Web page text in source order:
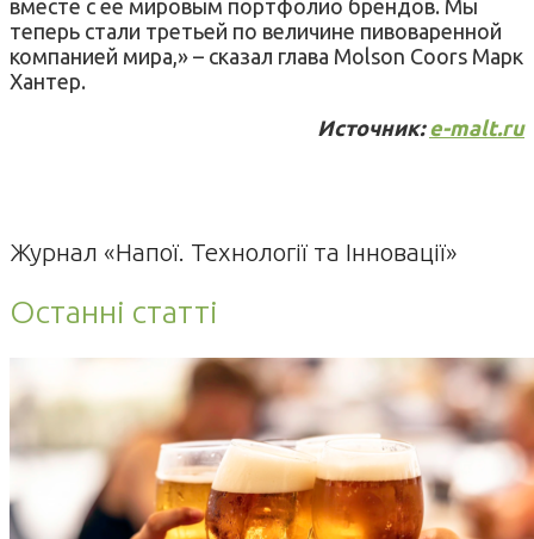
вместе с ее мировым портфолио брендов. Мы
теперь стали третьей по величине пивоваренной
компанией мира,» – сказал глава Molson Coors Марк
Хантер.
Источник:e-malt.ru
Журнал «Напої. Технології та Інновації»
Останні статті